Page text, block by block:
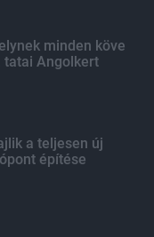
minden köve
tatai Angolkert
a teljesen új
építése